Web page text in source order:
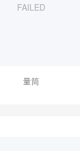
FAILED
量筒